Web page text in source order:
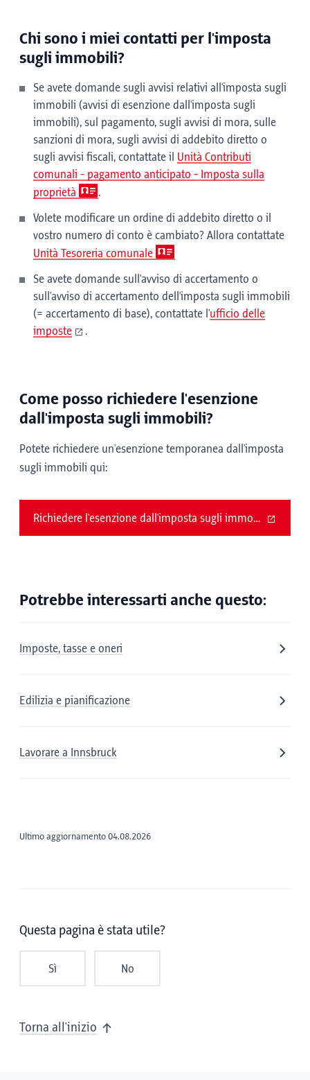
Chi sono i miei contatti per l'imposta
sugli immobili?
Se avete domande sugli avvisi relativi all'imposta sugli
immobili (avvisi di esenzione dall'imposta sugli
immobili), sul pagamento, sugli avvisi di mora, sulle
sanzioni di mora, sugli avvisi di addebito diretto o
sugli avvisi fiscali, contattate il Unità Contributi
comunali - pagamento anticipato - Imposta sulla
proprietà
.
Volete modificare un ordine di addebito diretto o il
vostro numero di conto è cambiato? Allora contattate
Unità Tesoreria comunale
Se avete domande sull'avviso di accertamento o
sull'avviso di accertamento dell'imposta sugli immobili
(= accertamento di base), contattate l'ufficio delle
imposte
.
Come posso richiedere l'esenzione
dall'imposta sugli immobili?
Potete richiedere un'esenzione temporanea dall'imposta
sugli immobili qui:
Richiedere l'esenzione dall'imposta sugli immobili
Potrebbe interessarti anche questo:
Imposte, tasse e oneri
Edilizia e pianificazione
Lavorare a Innsbruck
Ultimo aggiornamento 04.08.2026
Questa pagina è stata utile?
Sì No
Torna all'inizio